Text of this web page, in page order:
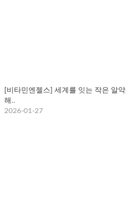
[비타민엔젤스] 세계를 잇는 작은 알약,
해..
2026-01-27